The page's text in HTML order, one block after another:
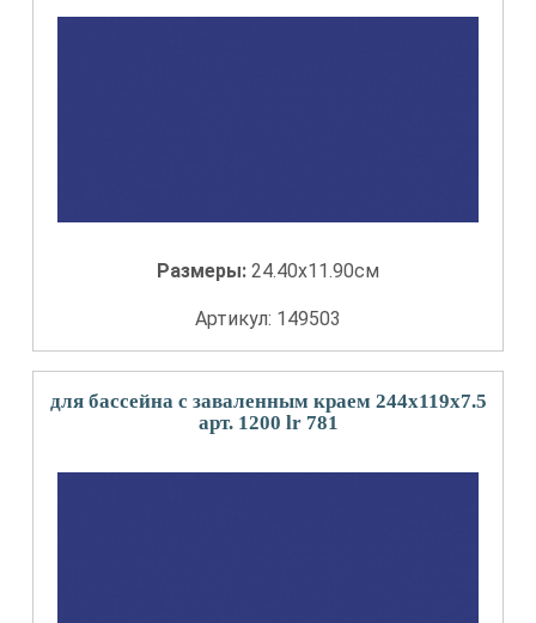
Размеры: 24.40x11.90см
Артикул: 149503
для бассейна с заваленным краем 244x119x7.5
арт. 1200 lr 781